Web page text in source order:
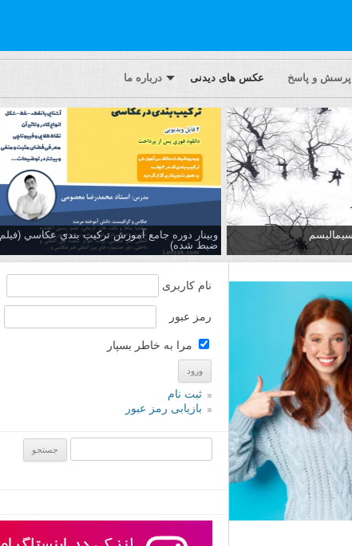
پرسش و پاسخ عکس های دیدنی درباره ما
وبینار دوره جامع آموزش تركيب بندي عكاسي (فیلم
ضبط شده)
نام کاربری
رمز عبور
مرا به خاطر بسپار
ثبت نام
بازیابی رمز عبور